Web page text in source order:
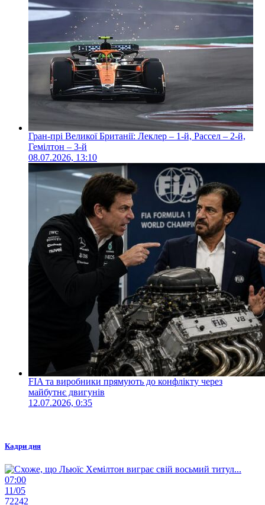
Гран-прі Великої Британії: Леклер – 1-й, Рассел – 2-й,
Гемілтон – 3-й
08.07.2026, 13:10
FIA та виробники прямують до конфлікту через
майбутнє двигунів
12.07.2026, 0:35
Кадри дня
07:00
11/05
72242